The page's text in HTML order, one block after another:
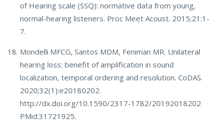
of Hearing scale (SSQ): normative data from young,
normal-hearing listeners. Proc Meet Acoust. 2015;21:1-
7.
Mondelli MFCG, Santos MDM, Feniman MR. Unilateral
hearing loss: benefit of amplification in sound
localization, temporal ordering and resolution. CoDAS.
2020;32(1):e20180202.
http://dx.doi.org/10.1590/2317-1782/20192018202
PMid:31721925.